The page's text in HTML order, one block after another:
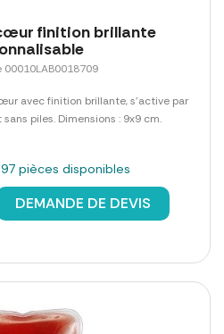
finition brillante
00010LAB0018709
avec finition brillante, s'active par
piles. Dimensions : 9x9 cm.
pièces disponibles
DEMANDE DE DEVIS